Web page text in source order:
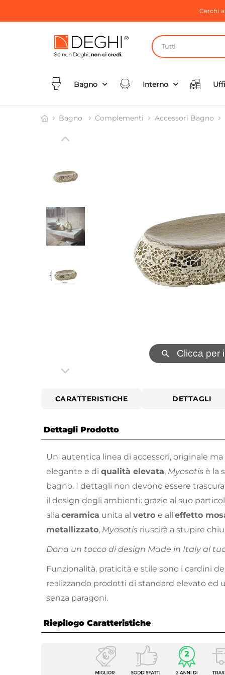
Cerchi
Tutti
Bagno Interno
Bagno Complementi Accessori Bagno
⚲ Clicca per
CARATTERISTICHE DETTAGLI
Dettagli Prodotto
Un' autentica linea di accessori, originale
elegante e di qualità elevata, Myosotis è la
bagno. I dettagli non devono essere
il design degli ambienti: grazie al suo
alla ceramica unita al vetro e all'effetto
metallizzato, Myosotis riuscirà a stupire
Dona un tocco di design Made in Italy al
Funzionalità, praticità e stile sono i cardini
realizzando prodotti di standard elevato ed
senza paragoni.
Riepilogo Caratteristiche
Caratteristiche